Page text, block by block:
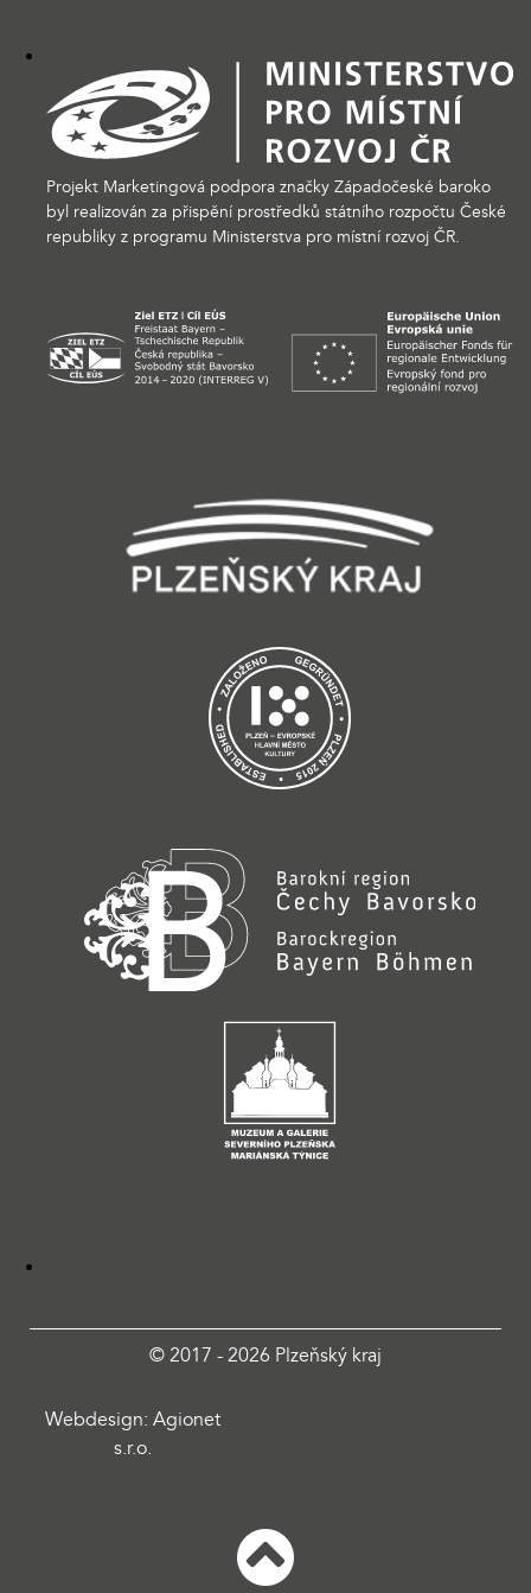
Projekt Marketingová podpora značky Západočeské baroko
byl realizován za přispění prostředků státního rozpočtu České
republiky z programu Ministerstva pro místní rozvoj ČR.
© 2017 - 2026 Plzeňský kraj
Webdesign: Agionet
s.r.o.